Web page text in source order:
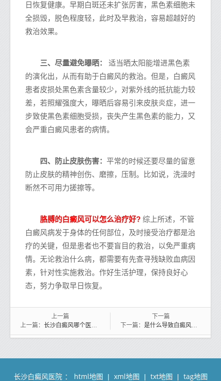
日恢复健康。早期白斑还未扩张厉害，黑色素细胞未
全损毁，脱色程度轻，此时及早救治，容易超越好的
救治效果。
三、尽量避免曝晒： 适当晒太阳能增进黑色素
的演化出，从而有助于白癜风的救治。但是，白癜风
患者皮损处黑色素含量较少，对紫外线的抵抗能力较
差，若照耀强度大，曝晒后容易引来皮肤炎症，进一
步致使黑色素细胞受损，丧失产生黑色素的能力，又
会严重白癜风患者的病情。
四、防止皮肤伤害： 平常的时候还要尽量的留意
防止皮肤的精神创伤、磨擦，压制。比如说，洗澡时
断然不可用力搓擦等。
胳膊的白癜风可以怎么治疗好? 综上所述，不管
白癜风病发于身体的任何部位，及时接受治疗都是治
疗的关键，但是患者也不要盲目的救治，以免严重病
情。无论救治什么病，都需要有先查寻残缺败血病因
素，针对性实施救治。作好生活护理，保持良好心
态，努力争取早日恢复。
上一篇
上一篇： 长沙白癜风哪个医院治疗专业 治白癜风用药
下一篇
下一篇： 是什么导致白癜风难以治疗呢
长沙白癜风医院 ： html地图 | xml地图 | txt地图 | tag地图